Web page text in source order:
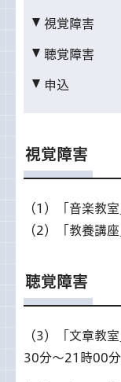
視覚障害
聴覚障害
申込
視覚障害
（1）「音楽教
（2）「教養講
聴覚障害
（3）「文章教
30分～21時00分